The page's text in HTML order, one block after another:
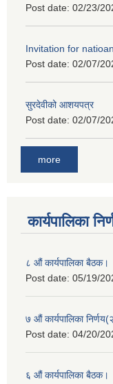
Post date: 02/23/
Invitation for
Post date: 02/07/
सुरदेवीको आशयपत्र
Post date: 02/07/
more
कार्यपालिका
८ औं कार्यपालिका बैठक।
Post date: 05/19/
७ औं कार्यपालिका
Post date: 04/20/
६ औं कार्यपालिका बैठक।